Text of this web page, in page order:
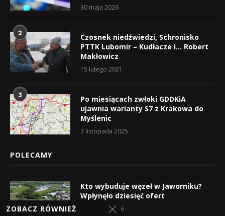
30 maja 2026
2
Czosnek niedźwiedzi, Schronisko
PTTK Lubomir – Kudłacze i… Robert
Makłowicz
15 lutego 2021
3
Po miesiącach zwłoki GDDKiA
ujawnia warianty S7 z Krakowa do
Myślenic
3 listopada 2025
POLECAMY
Kto wybuduje węzeł w Jaworniku?
Wpłynęło dziesięć ofert
7 sierpnia 2026
ZOBACZ RÓWNIEŻ